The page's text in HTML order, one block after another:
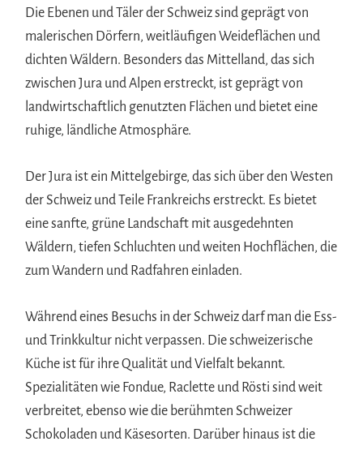
Die Ebenen und Täler der Schweiz sind geprägt von
malerischen Dörfern, weitläufigen Weideflächen und
dichten Wäldern. Besonders das Mittelland, das sich
zwischen Jura und Alpen erstreckt, ist geprägt von
landwirtschaftlich genutzten Flächen und bietet eine
ruhige, ländliche Atmosphäre.
Der Jura ist ein Mittelgebirge, das sich über den Westen
der Schweiz und Teile Frankreichs erstreckt. Es bietet
eine sanfte, grüne Landschaft mit ausgedehnten
Wäldern, tiefen Schluchten und weiten Hochflächen, die
zum Wandern und Radfahren einladen.
Während eines Besuchs in der Schweiz darf man die Ess-
und Trinkkultur nicht verpassen. Die schweizerische
Küche ist für ihre Qualität und Vielfalt bekannt.
Spezialitäten wie Fondue, Raclette und Rösti sind weit
verbreitet, ebenso wie die berühmten Schweizer
Schokoladen und Käsesorten. Darüber hinaus ist die